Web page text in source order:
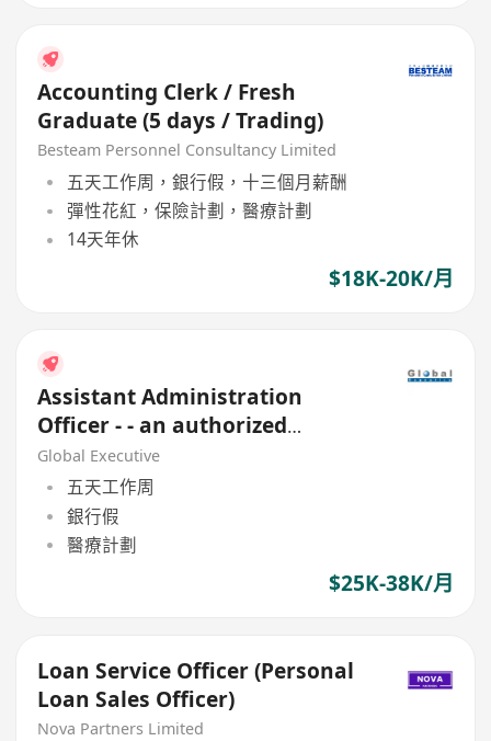
Accounting Clerk / Fresh
Graduate (5 days / Trading)
Besteam Personnel Consultancy Limited
五天工作周，銀行假，十三個月薪酬
彈性花紅，保險計劃，醫療計劃
14天年休
$18K-20K/月
Assistant Administration
Officer - - an authorized
Financial Institution
Global Executive
五天工作周
銀行假
醫療計劃
$25K-38K/月
Loan Service Officer (Personal
Loan Sales Officer)
Nova Partners Limited